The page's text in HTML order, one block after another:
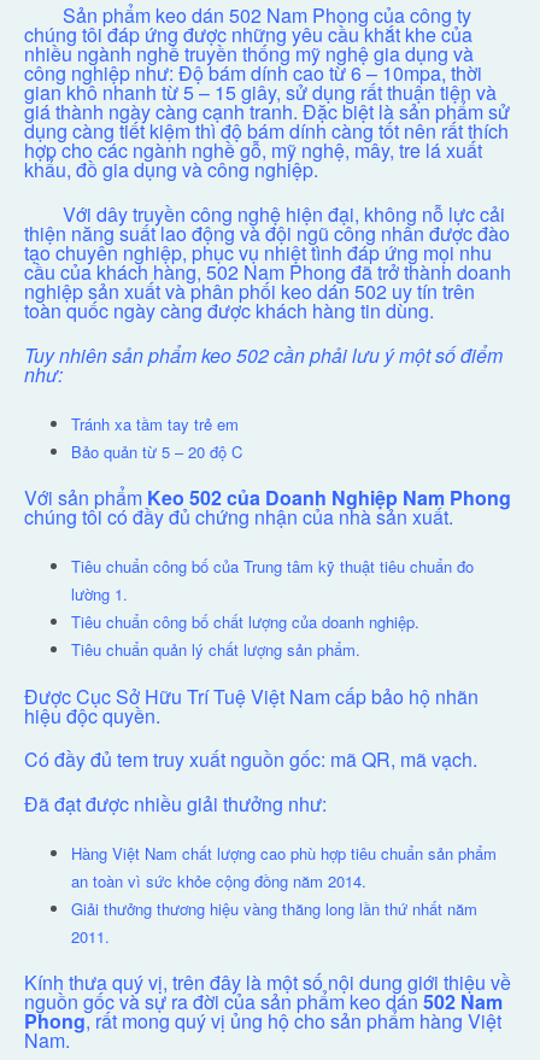
Sản phẩm keo dán 502 Nam Phong của công ty
chúng tôi đáp ứng được những yêu cầu khắt khe của
nhiều ngành nghề truyền thống mỹ nghệ gia dụng và
công nghiệp như: Độ bám dính cao từ 6 – 10mpa, thời
gian khô nhanh từ 5 – 15 giây, sử dụng rất thuận tiện và
giá thành ngày càng cạnh tranh. Đặc biệt là sản phẩm sử
dụng càng tiết kiệm thì độ bám dính càng tốt nên rất thích
hợp cho các ngành nghề gỗ, mỹ nghệ, mây, tre lá xuất
khẩu, đồ gia dụng và công nghiệp.
Với dây truyền công nghệ hiện đại, không nỗ lực cải
thiện năng suất lao động và đội ngũ công nhân được đào
tạo chuyên nghiệp, phục vụ nhiệt tình đáp ứng mọi nhu
cầu của khách hàng, 502 Nam Phong đã trở thành doanh
nghiệp sản xuất và phân phối keo dán 502 uy tín trên
toàn quốc ngày càng được khách hàng tin dùng.
Tuy nhiên sản phẩm keo 502 cần phải lưu ýmột sốđiểm
như:
Tránh xa tầm tay trẻ em
Bảo quản từ 5 – 20 độ C
Với sản phẩm Keo 502 của Doanh Nghiệp Nam Phong
chúng tôi có đầy đủ chứng nhận của nhà sản xuất.
Tiêu chuẩn công bố của Trung tâm kỹ thuật tiêu chuẩn đo
lường 1.
Tiêu chuẩn công bố chất lượng của doanh nghiệp.
Tiêu chuẩn quản lý chất lượng sản phẩm.
Được Cục Sở Hữu Trí Tuệ Việt Nam cấp bảo hộ nhãn
hiệu độc quyền.
Có đầy đủ tem truy xuất nguồn gốc: mã QR, mã vạch.
Đã đạt được nhiều giải thưởng như:
Hàng Việt Nam chất lượng cao phù hợp tiêu chuẩn sản phẩm
an toàn vì sức khỏe cộng đồng năm 2014.
Giải thưởng thương hiệu vàng thăng long lần thứ nhất năm
2011.
Kính thưa quý vị, trên đây là một số nội dung giới thiệu về
nguồn gốc và sự ra đời của sản phẩm keo dán 502 Nam
Phong, rất mong quý vị ủng hộ cho sản phẩm hàng Việt
Nam.